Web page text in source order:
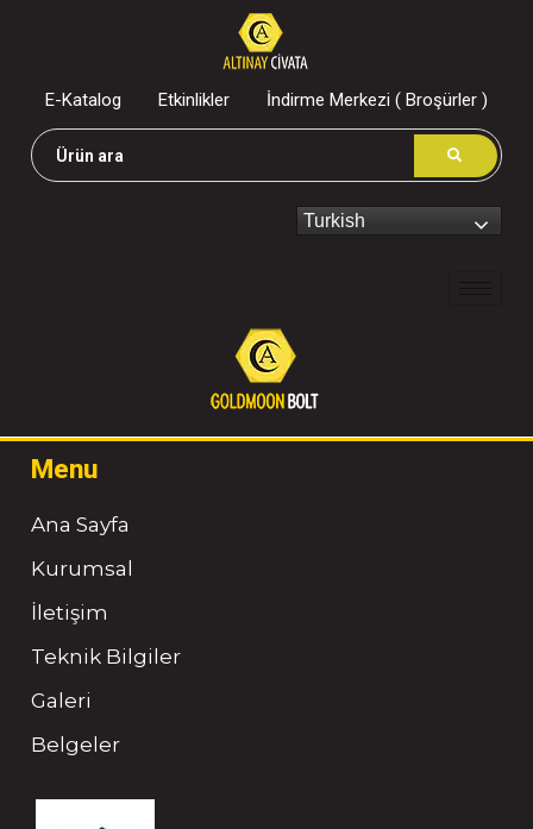
E-Katalog Etkinlikler İndirme Merkezi ( Broşürler )
Turkish
Menu
Ana Sayfa
Kurumsal
İletişim
Teknik Bilgiler
Galeri
Belgeler